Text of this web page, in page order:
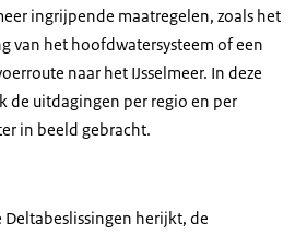
ingrijpende maatregelen, zoals het
van het hoofdwatersysteem of een
naar het IJsselmeer. In deze
de uitdagingen per regio en per
in beeld gebracht.
Deltabeslissingen herijkt, de